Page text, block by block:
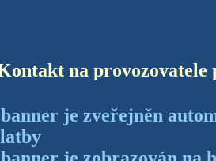
na provozovatele
banner je zveřejněn